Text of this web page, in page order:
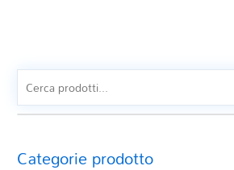
Categorie prodotto